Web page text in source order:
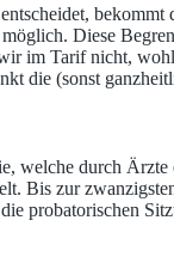
Diese
im Tarif nicht,
die (sonst
welche durch
Bis zur
probatorischen